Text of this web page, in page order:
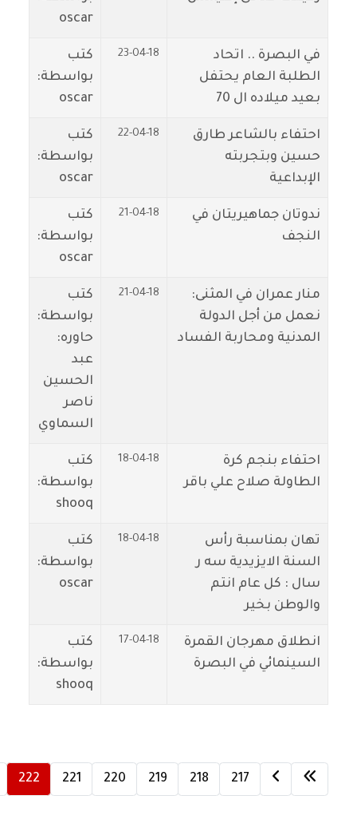
oscar
في البصرة .. اتحاد
الطلبة العام يحتفل
بعيد ميلاده ال 70
23-04-18
كتب
بواسطة:
oscar
احتفاء بالشاعر طارق
حسين وبتجربته
الإبداعية
22-04-18
كتب
بواسطة:
oscar
ندوتان جماهيريتان في
النجف
21-04-18
كتب
بواسطة:
oscar
منار عمران في المثنى:
نعمل من أجل الدولة
المدنية ومحاربة الفساد
21-04-18
كتب
بواسطة:
حاوره:
عبد
الحسين
ناصر
السماوي
احتفاء بنجم كرة
الطاولة صلاح علي باقر
18-04-18
كتب
بواسطة:
shooq
تهان بمناسبة رأس
السنة الايزيدية سه ر
سال : كل عام انتم
والوطن بخير
18-04-18
كتب
بواسطة:
oscar
انطلاق مهرجان القمرة
السينمائي في البصرة
17-04-18
كتب
بواسطة:
shooq
217
218
219
220
221
222